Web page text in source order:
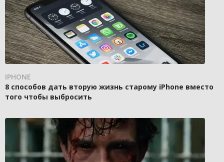
IPHONE
8 способов дать вторую жизнь старому iPhone вместо
того чтобы выбросить